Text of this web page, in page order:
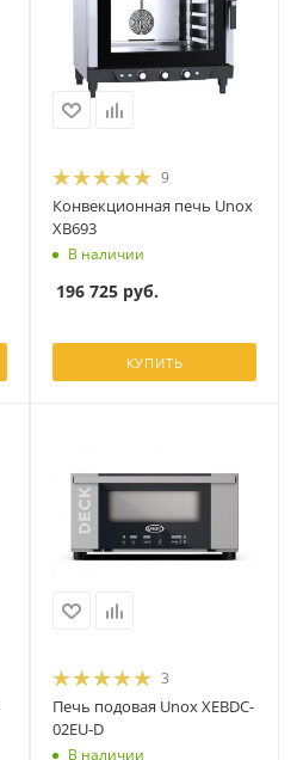
9
Конвекционная печь Unox
XB693
В наличии
196 725 руб.
КУПИТЬ
3
Печь подовая Unox XEBDC-
02EU-D
В наличии